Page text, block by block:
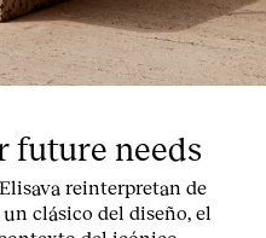
future needs
reinterpretan de
clásico del diseño, el